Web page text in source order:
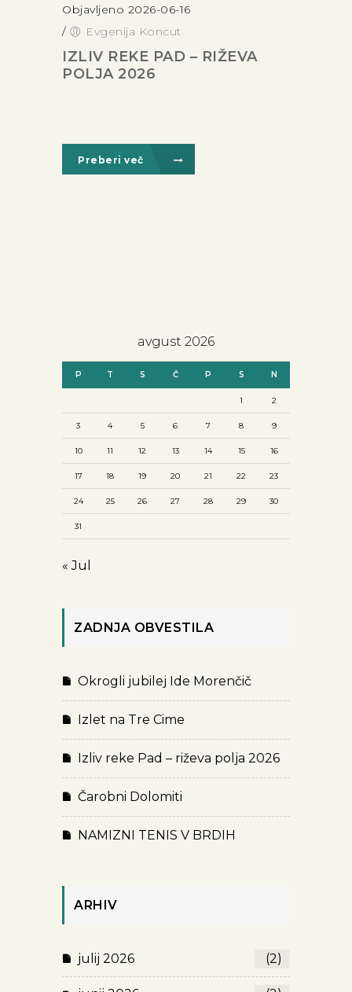
Objavljeno 2026-06-16
/
Evgenija Koncut
IZLIV REKE PAD – RIŽEVA
POLJA 2026
Preberi več
avgust 2026
P T S Č P S N
1 2
3 4 5 6 7 8 9
10 11 12 13 14 15 16
17 18 19 20 21 22 23
24 25 26 27 28 29 30
31
« Jul
ZADNJA OBVESTILA
Okrogli jubilej Ide Morenčič
Izlet na Tre Cime
Izliv reke Pad – riževa polja 2026
Čarobni Dolomiti
NAMIZNI TENIS V BRDIH
ARHIV
julij 2026 (2)